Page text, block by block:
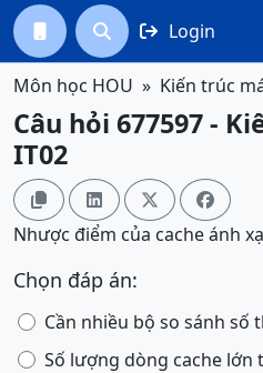
  Login
Môn học HOU Kiến trúc
Câu hỏi 677597 -
IT02
   
Nhược điểm của cache ánh
Chọn đáp án:
Cần nhiều bộ so sánh số
Số lượng dòng cache lớn